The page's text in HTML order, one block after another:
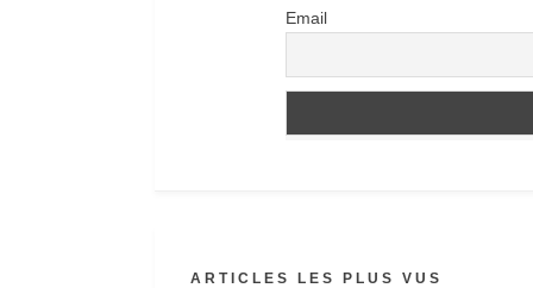
Email
ARTICLES LES PLUS VUS